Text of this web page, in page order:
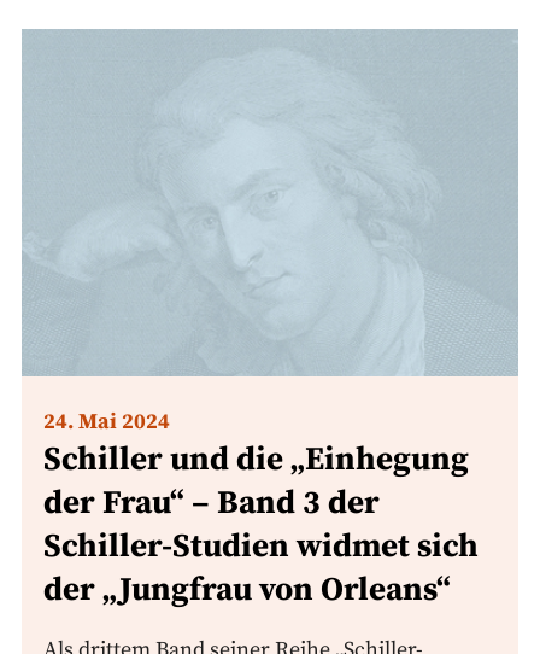
24. Mai 2024
Schiller und die „Einhegung
der Frau“ – Band 3 der
Schiller-Studien widmet sich
der „Jungfrau von Orleans“